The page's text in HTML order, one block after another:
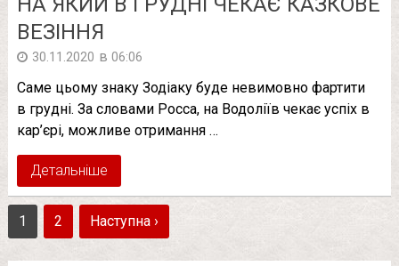
ВЕЗІННЯ
30.11.2020 в 06:06
Саме цьому знаку Зодіаку буде невимовно фартити
в грудні. За словами Росса, на Водоліїв чекає успіх в
кар’єрі, можливе отримання …
Детальніше
1 2 Наступна ›